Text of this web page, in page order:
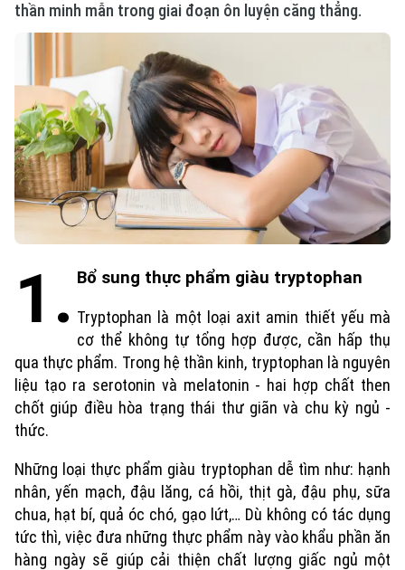
thần minh mẫn trong giai đoạn ôn luyện căng thẳng.
1. Bổ sung thực phẩm giàu tryptophan
Tryptophan là một loại axit amin thiết yếu mà
cơ thể không tự tổng hợp được, cần hấp thụ
qua thực phẩm. Trong hệ thần kinh, tryptophan là nguyên
liệu tạo ra serotonin và melatonin - hai hợp chất then
chốt giúp điều hòa trạng thái thư giãn và chu kỳ ngủ -
thức.
Những loại thực phẩm giàu tryptophan dễ tìm như: hạnh
nhân, yến mạch, đậu lăng, cá hồi, thịt gà, đậu phụ, sữa
chua, hạt bí, quả óc chó, gạo lứt,… Dù không có tác dụng
tức thì, việc đưa những thực phẩm này vào khẩu phần ăn
hàng ngày sẽ giúp cải thiện chất lượng giấc ngủ một